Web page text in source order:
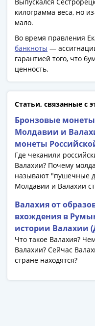
килограмма веса, но
мало.
Во время правления
банкноты —
гарантией того, что
ценность.
Статьи, связанные с
Бронзовые
Молдавии и
монеты
Где чеканили
Валахии? Почему
называют "пушечные
Молдавии и Валахии
Валахия от
вхождения в
истории Валахии
Что такое Валахия?
Валахии? Сейчас
стране находятся?